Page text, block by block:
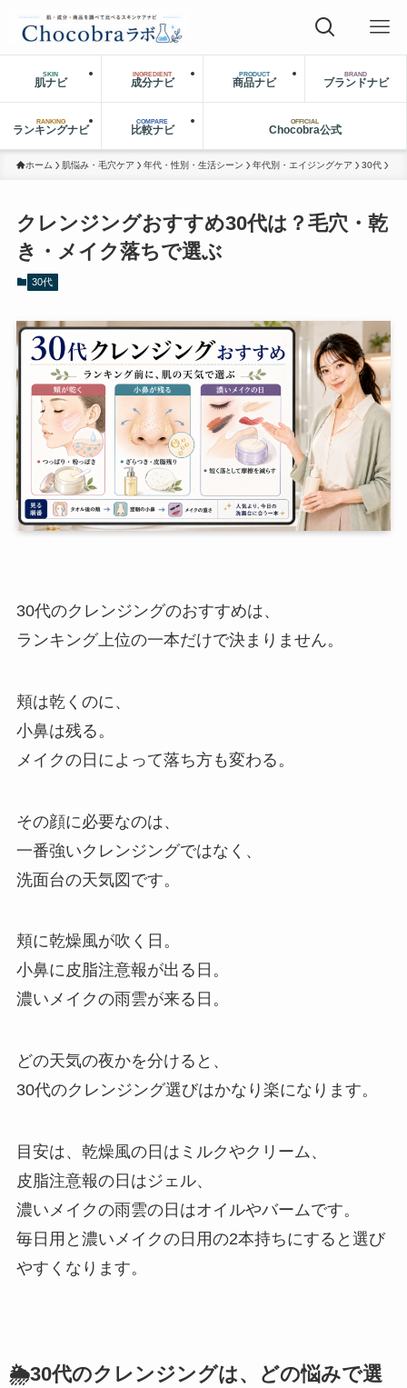
SKIN
肌ナビ
INGREDIENT
成分ナビ
PRODUCT
商品ナビ
BRAND
ブランドナビ
RANKING
ランキングナビ
COMPARE
比較ナビ
OFFICIAL
Chocobra公式
ホーム 肌悩み・毛穴ケア 年代・性別・生活シーン 年代別・エイジングケア 30代
クレンジングおすすめ30代は？毛穴・乾
き・メイク落ちで選ぶ
30代
30代のクレンジングのおすすめは、
ランキング上位の一本だけで決まりません。
頬は乾くのに、
小鼻は残る。
メイクの日によって落ち方も変わる。
その顔に必要なのは、
一番強いクレンジングではなく、
洗面台の天気図です。
頬に乾燥風が吹く日。
小鼻に皮脂注意報が出る日。
濃いメイクの雨雲が来る日。
どの天気の夜かを分けると、
30代のクレンジング選びはかなり楽になります。
目安は、乾燥風の日はミルクやクリーム、
皮脂注意報の日はジェル、
濃いメイクの雨雲の日はオイルやバームです。
毎日用と濃いメイクの日用の2本持ちにすると選び
やすくなります。
🌦️30代のクレンジングは、どの悩みで選